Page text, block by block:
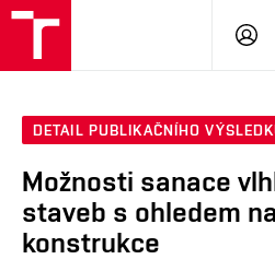
DETAIL PUBLIKAČNÍHO
Možnosti sanace
staveb s ohledem
konstrukce